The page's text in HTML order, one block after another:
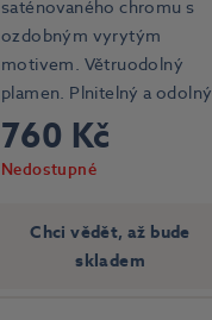
saténovaného chromu s
ozdobným vyrytým
motivem. Větruodolný
plamen. Plnitelný a
760 Kč
Nedostupné
Chci vědět, až bude
skladem